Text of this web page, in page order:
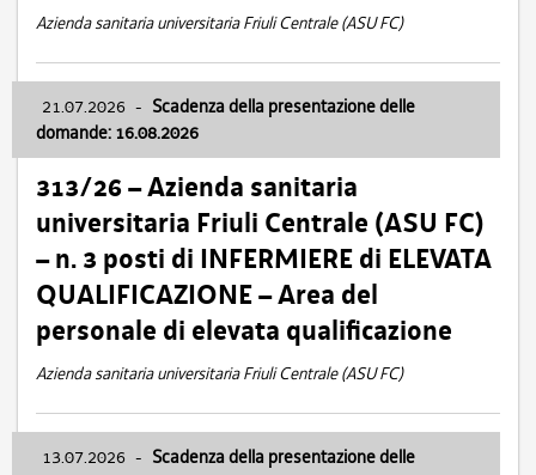
Azienda sanitaria universitaria Friuli Centrale (ASU FC)
21.07.2026 - Scadenza della presentazione delle
domande: 16.08.2026
313/26 – Azienda sanitaria
universitaria Friuli Centrale (ASU FC)
– n. 3 posti di INFERMIERE di ELEVATA
QUALIFICAZIONE – Area del
personale di elevata qualificazione
Azienda sanitaria universitaria Friuli Centrale (ASU FC)
13.07.2026 - Scadenza della presentazione delle